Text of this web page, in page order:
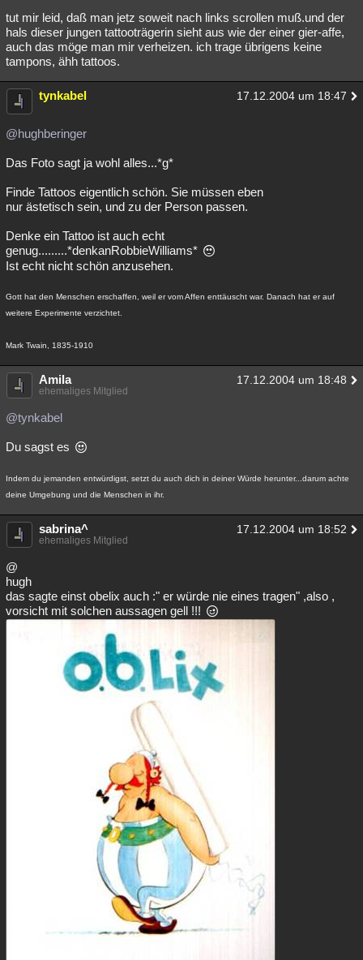
tut mir leid, daß man jetz soweit nach links scrollen muß.und der
hals dieser jungen tattooträgerin sieht aus wie der einer gier-affe,
auch das möge man mir verheizen. ich trage übrigens keine
tampons, ähh tattoos.
tynkabel 17.12.2004 um 18:47
@hughberinger
Das Foto sagt ja wohl alles...*g*
Finde Tattoos eigentlich schön. Sie müssen eben
nur ästetisch sein, und zu der Person passen.
Denke ein Tattoo ist auch echt
genug.........*denkanRobbieWilliams*
Ist echt nicht schön anzusehen.
Gott hat den Menschen erschaffen, weil er vom Affen enttäuscht war. Danach hat er auf
weitere Experimente verzichtet.
Mark Twain, 1835-1910
Amila 17.12.2004 um 18:48
ehemaliges Mitglied
@tynkabel
Du sagst es
Indem du jemanden entwürdigst, setzt du auch dich in deiner Würde herunter...darum achte
deine Umgebung und die Menschen in ihr.
sabrina^ 17.12.2004 um 18:52
ehemaliges Mitglied
@
hugh
das sagte einst obelix auch :" er würde nie eines tragen" ,also ,
vorsicht mit solchen aussagen gell !!!